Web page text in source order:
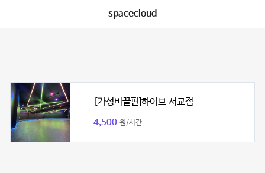
spacecloud
[가성비끝판]하이브 서교점
4,500 원/시간